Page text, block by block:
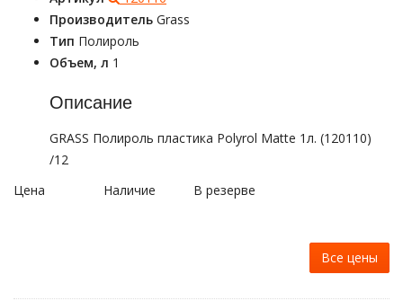
Производитель Grass
Тип Полироль
Объем, л 1
Описание
GRASS Полироль пластика Polyrol Matte 1л. (120110)
/12
Цена
Наличие В резерве
Все цены